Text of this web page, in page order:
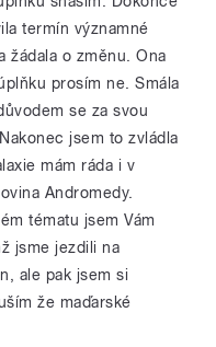
termín významné
žádala o změnu. Ona
prosím ne. Smála
se za svou
jsem to zvládla
mám ráda i v
Andromedy.
tématu jsem Vám
jsme jezdili na
ale pak jsem si
že maďarské